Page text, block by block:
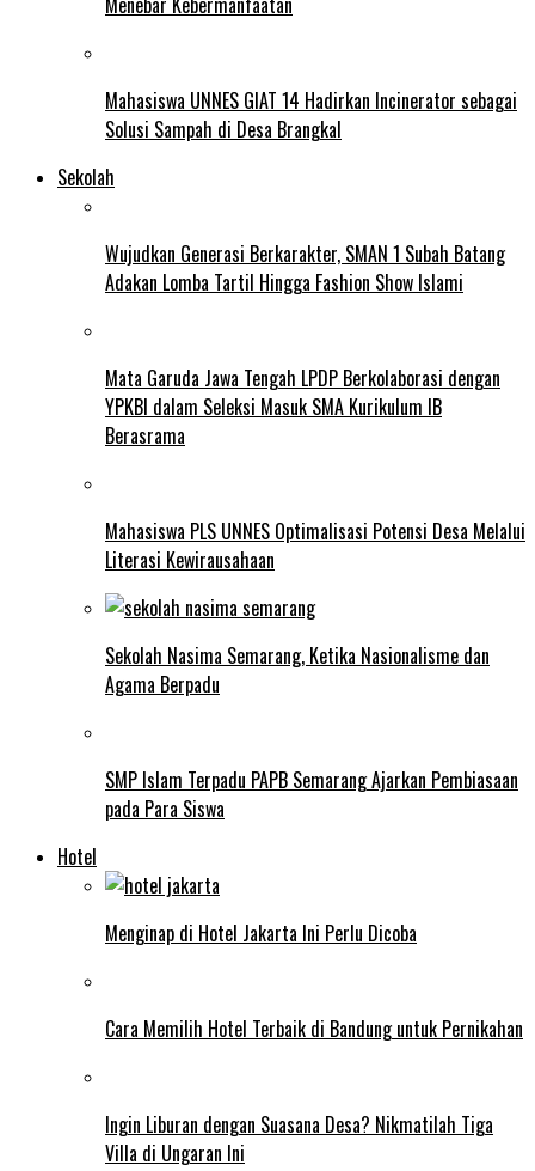
Mahasiswa UNNES GIAT 14 Hadirkan Incinerator sebagai
Solusi Sampah di Desa Brangkal
Sekolah
Wujudkan Generasi Berkarakter, SMAN 1 Subah Batang
Adakan Lomba Tartil Hingga Fashion Show Islami
Mata Garuda Jawa Tengah LPDP Berkolaborasi dengan
YPKBI dalam Seleksi Masuk SMA Kurikulum IB
Berasrama
Mahasiswa PLS UNNES Optimalisasi Potensi Desa Melalui
Literasi Kewirausahaan
Sekolah Nasima Semarang, Ketika Nasionalisme dan
Agama Berpadu
SMP Islam Terpadu PAPB Semarang Ajarkan Pembiasaan
pada Para Siswa
Hotel
Menginap di Hotel Jakarta Ini Perlu Dicoba
Cara Memilih Hotel Terbaik di Bandung untuk Pernikahan
Ingin Liburan dengan Suasana Desa? Nikmatilah Tiga
Villa di Ungaran Ini